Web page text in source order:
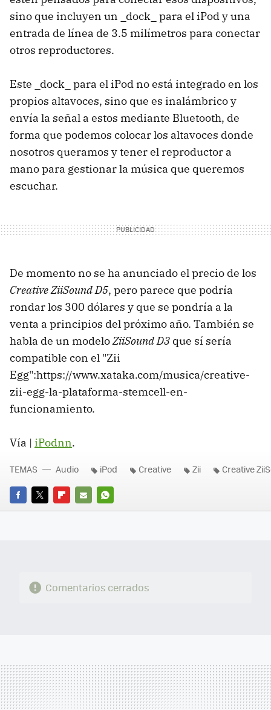
sino que incluyen un _dock_ para el iPod y una
entrada de línea de 3.5 milímetros para conectar
otros reproductores.
Este _dock_ para el iPod no está integrado en los
propios altavoces, sino que es inalámbrico y
envía la señal a estos mediante Bluetooth, de
forma que podemos colocar los altavoces donde
nosotros queramos y tener el reproductor a
mano para gestionar la música que queremos
escuchar.
De momento no se ha anunciado el precio de los
Creative ZiiSound D5, pero parece que podría
rondar los 300 dólares y que se pondría a la
venta a principios del próximo año. También se
habla de un modeloZiiSound D3 que sí sería
compatible con el "Zii
Egg":https://www.xataka.com/musica/creative-
zii-egg-la-plataforma-stemcell-en-
funcionamiento.
Vía | iPodnn.
FACEBOOK
TWITTERFLIPBOARD
E-
WHATSAPP
TEMAS Audio iPod Creative Zii Creative
Comentarios cerrados